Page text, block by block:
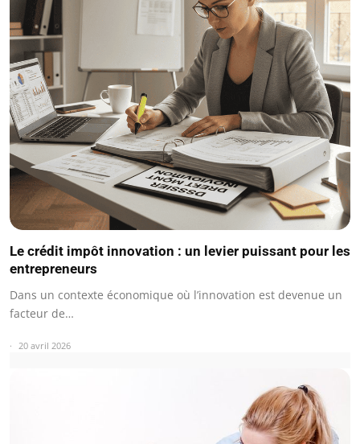
Le crédit impôt innovation : un levier puissant pour les
entrepreneurs
Dans un contexte économique où l’innovation est devenue un
facteur de…
20 avril 2026